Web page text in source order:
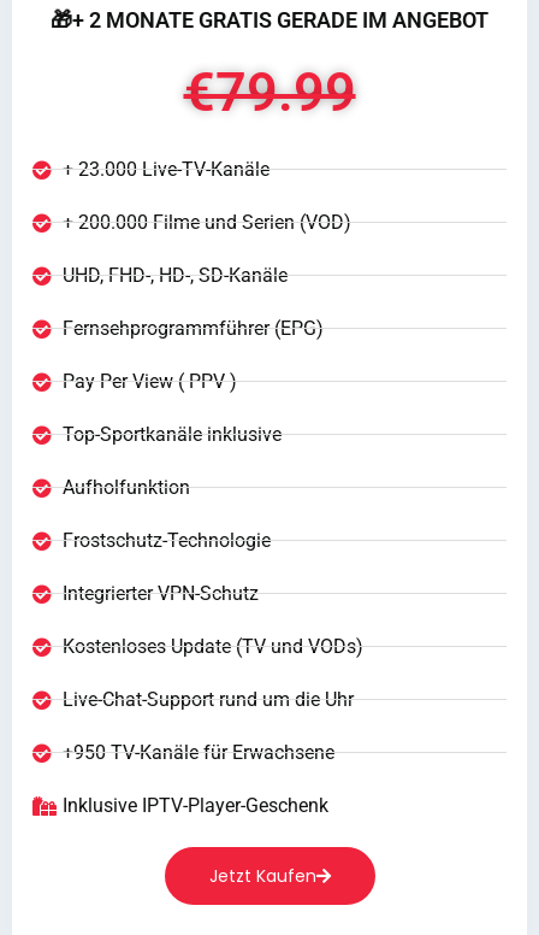
🎁+ 2 MONATE GRATIS GERADE IM ANGEBOT
€79.99
+ 23.000 Live-TV-Kanäle
+ 200.000 Filme und Serien (VOD)
UHD, FHD-, HD-, SD-Kanäle
Fernsehprogrammführer (EPG)
Pay Per View ( PPV )
Top-Sportkanäle inklusive
Aufholfunktion
Frostschutz-Technologie
Integrierter VPN-Schutz
Kostenloses Update (TV und VODs)
Live-Chat-Support rund um die Uhr
+950 TV-Kanäle für Erwachsene
Inklusive IPTV-Player-Geschenk
Jetzt Kaufen